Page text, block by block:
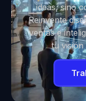
ideas, sino
Reinvente
ventas e
tu visión